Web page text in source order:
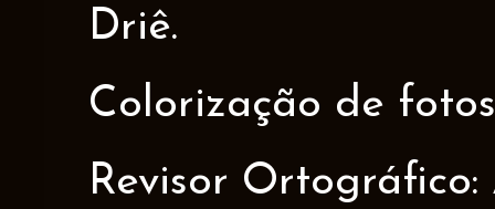
Driê.
Colorização de
Revisor Ortográfico: